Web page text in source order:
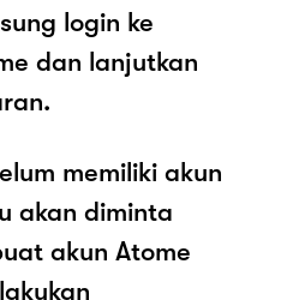
login ke
dan lanjutkan
memiliki akun
akan diminta
akun Atome